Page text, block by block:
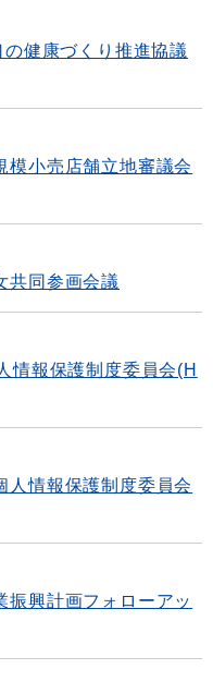
健康づくり推進協議
模小売店舗立地審議会
共同参画会議
報保護制度委員会(H
情報保護制度委員会
振興計画フォローアッ